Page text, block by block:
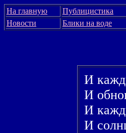
На главную Публицистика
Новости
Блики на воде
И
И
И
И